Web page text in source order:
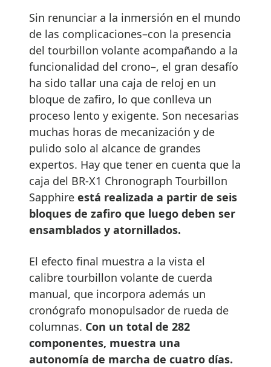
Sin renunciar a la inmersión en el mundo
de las complicaciones–con la presencia
del tourbillon volante acompañando a la
funcionalidad del crono–, el gran desafío
ha sido tallar una caja de reloj en un
bloque de zafiro, lo que conlleva un
proceso lento y exigente. Son necesarias
muchas horas de mecanización y de
pulido solo al alcance de grandes
expertos. Hay que tener en cuenta que la
caja del BR-X1 Chronograph Tourbillon
Sapphire está realizada a partir de seis
bloques de zafiro que luego deben ser
ensamblados y atornillados.
El efecto final muestra a la vista el
calibre tourbillon volante de cuerda
manual, que incorpora además un
cronógrafo monopulsador de rueda de
columnas. Con un total de 282
componentes, muestra una
autonomía de marcha de cuatro días.